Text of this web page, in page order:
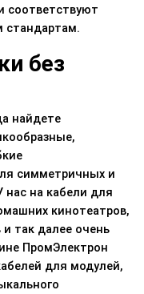
соответствуют
без
найдете
симметричных и
нас на кабели для
кинотеатров,
так далее очень
ПромЭлектрон
для модулей,